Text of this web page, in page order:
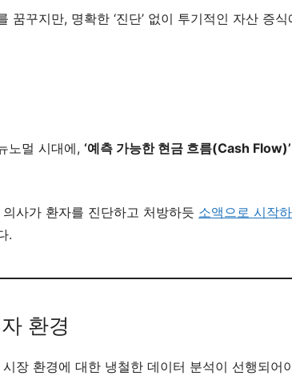
꿈꾸지만, 명확한 ‘진단’ 없이 투기적인 자산 증
노멀 시대에, ‘예측 가능한 현금 흐름(Cash Flow)’
사가 환자를 진단하고 처방하듯 소액으로 시작
.
환경
장 환경에 대한 냉철한 데이터 분석이 선행되